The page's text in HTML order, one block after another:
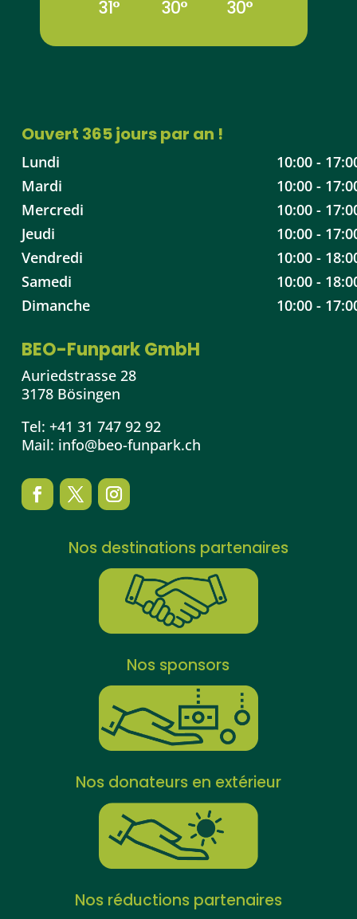
31° 30° 30°
Ouvert 365 jours par an !
Lundi
10:00 -
Mardi
10:00 -
Mercredi
10:00 -
Jeudi
10:00 -
Vendredi
10:00 -
Samedi
10:00 -
Dimanche
10:00 -
BEO-Funpark GmbH
Auriedstrasse 28
3178 Bösingen
Tel: +41 31 747 92 92
Mail: info@beo-funpark.ch
Nos destinations partenaires
Nos sponsors
Nos donateurs en extérieur
Nos réductions partenaires